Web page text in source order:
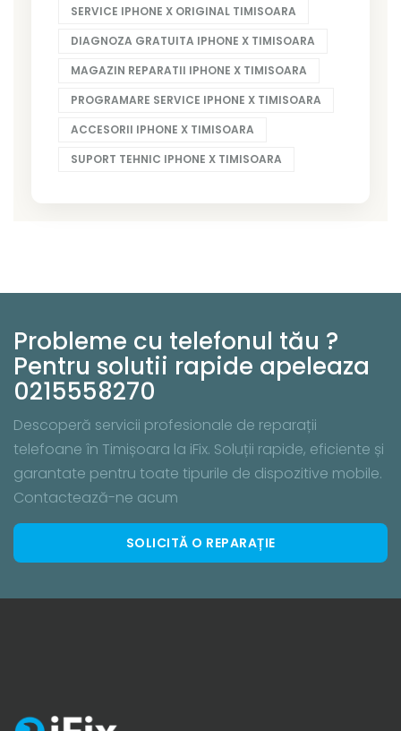
SERVICE IPHONE X ORIGINAL TIMISOARA
DIAGNOZA GRATUITA IPHONE X TIMISOARA
MAGAZIN REPARATII IPHONE X TIMISOARA
PROGRAMARE SERVICE IPHONE X TIMISOARA
ACCESORII IPHONE X TIMISOARA
SUPORT TEHNIC IPHONE X TIMISOARA
Probleme cu telefonul tău ?
Pentru solutii rapide apeleaza
0215558270
Descoperă servicii profesionale de reparații
telefoane în Timișoara la iFix. Soluții rapide, eficiente și
garantate pentru toate tipurile de dispozitive mobile.
Contactează-ne acum
SOLICITĂ O REPARAȚIE